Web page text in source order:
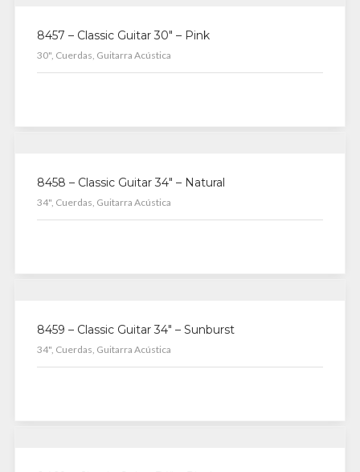
8457 – Classic Guitar 30″ – Pink
30", Cuerdas, Guitarra Acústica
8458 – Classic Guitar 34″ – Natural
34", Cuerdas, Guitarra Acústica
8459 – Classic Guitar 34″ – Sunburst
34", Cuerdas, Guitarra Acústica